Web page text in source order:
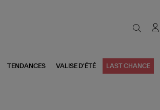
TENDANCES VALISE D'ÉTÉ LAST CHANCE